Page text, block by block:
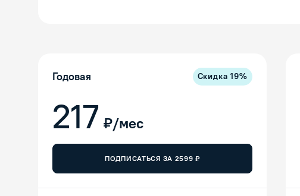
Годовая Скидка19%
217 ₽/мес
ПОДПИСАТЬСЯ ЗА 2599 ₽